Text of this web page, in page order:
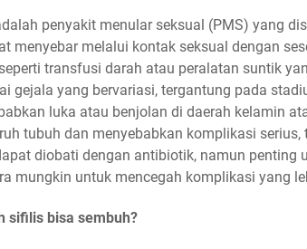
penyakit menular seksual (PMS) yang
menyebar melalui kontak seksual dengan
transfusi darah atau peralatan suntik
gejala yang bervariasi, tergantung pada
luka atau benjolan di daerah kelamin
tubuh dan menyebabkan komplikasi
diobati dengan antibiotik, namun penting
mungkin untuk mencegah komplikasi yang
sifilis bisa sembuh?